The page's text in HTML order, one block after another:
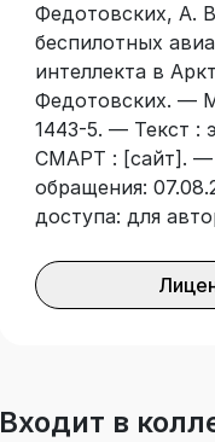
беспилотной
специальных и
специальностям,
аппаратами»,
поскольку ее
компаний —
воздушных судов.
Федотовских, А.
беспилотных
интеллекта в
Федотовских. —
1443-5. — Текст :
СМАРТ : [сайт]. —
обращения:
доступа: для
Входит в